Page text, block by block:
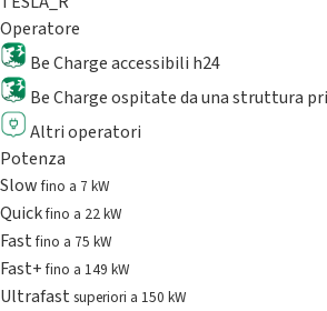
Operatore
Be Charge accessibili h24
Be Charge ospitate da una struttura
Altri operatori
Potenza
Slowfino a 7 kW
Quickfino a 22 kW
Fastfino a 75 kW
Fast+fino a 149 kW
Ultrafast superiori a 150 kW